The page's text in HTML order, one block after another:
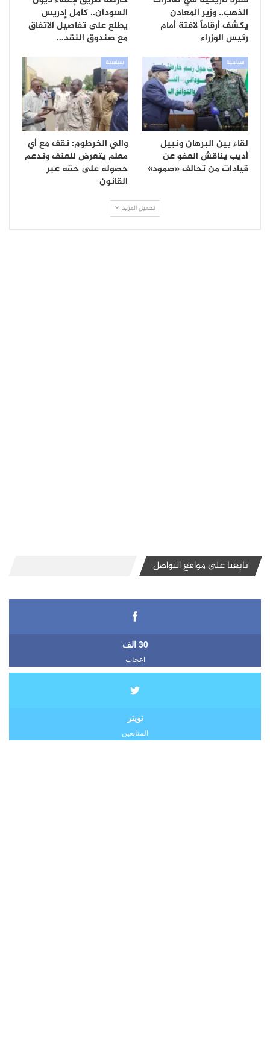
الذهب.. وزير المعادن
يكشف أرقاماً لافتة أمام
رئيس الوزراء
السودان.. كامل إدريس
يطلع على تفاصيل الاتفاق
مع صندوق النقد…
سياسية
لقاء بين البرهان ونبيل
أديب يناقش العفو عن
قيادات من تحالف «صمود»
سياسية
والي الخرطوم: نقف مع أي
معلم يتعرض للعنف وندعم
حصوله على حقه عبر
القانون
تحميل المزيد
تابعنا على مواقع التواصل
30 الف
اعجاب
تويتر
المتابعين